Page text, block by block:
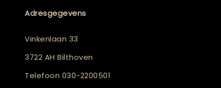
Adresgegevens
Vinkenlaan 33
3722 AH Bilthoven
Telefoon 030-2200501